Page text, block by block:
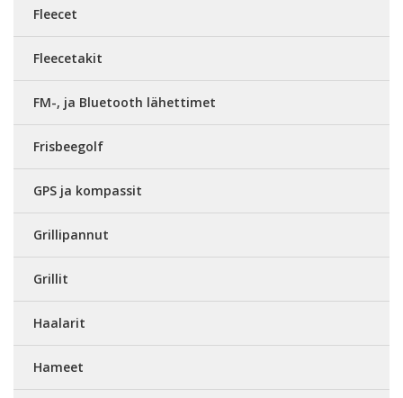
Fleecet
Fleecetakit
FM-, ja Bluetooth lähettimet
Frisbeegolf
GPS ja kompassit
Grillipannut
Grillit
Haalarit
Hameet